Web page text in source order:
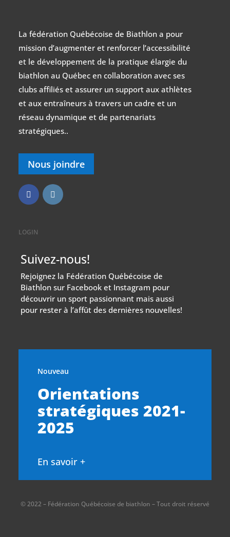
La fédération Québécoise de Biathlon a pour
mission d’augmenter et renforcer l’accessibilité
et le développement de la pratique élargie du
biathlon au Québec en collaboration avec ses
clubs affiliés et assurer un support aux athlètes
et aux entraîneurs à travers un cadre et un
réseau dynamique et de partenariats
stratégiques..
Nous joindre
LOGIN
Suivez-nous!
Rejoignez la Fédération Québécoise de
Biathlon sur Facebook et Instagram pour
découvrir un sport passionnant mais aussi
pour rester à l’affût des dernières nouvelles!
Nouveau
Orientations
stratégiques 2021-
2025
En savoir +
© 2022 – Fédération Québécoise de biathlon – Tout droit réservé